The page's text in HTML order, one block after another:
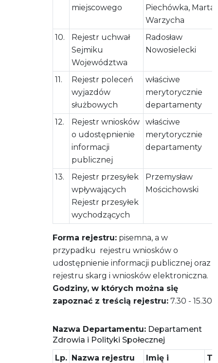
miejscowego
Piechówka, Marta
Warzycha
10.
Rejestr uchwał
Sejmiku
Województwa
Radosław
Nowosielecki
11.
Rejestr poleceń
wyjazdów
służbowych
właściwe
merytorycznie
departamenty
12.
Rejestr wniosków
o udostępnienie
informacji
publicznej
właściwe
merytorycznie
departamenty
13.
Rejestr przesyłek
wpływających
Rejestr przesyłek
wychodzących
Przemysław
Mościchowski
Forma rejestru: pisemna, a w
przypadku rejestru wniosków o
udostępnienie informacji publicznej oraz
rejestru skarg i wniosków elektroniczna.
Godziny, w których można się
zapoznać z treścią rejestru: 7.30 - 15.30
Nazwa Departamentu: Departament
Zdrowia i Polityki Społecznej
Lp. Nazwa rejestru
Imię i